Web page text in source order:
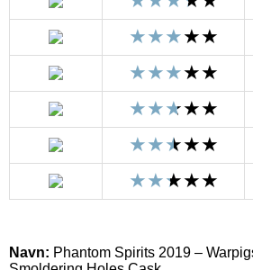
Navn: Phantom Spirits 2019 –